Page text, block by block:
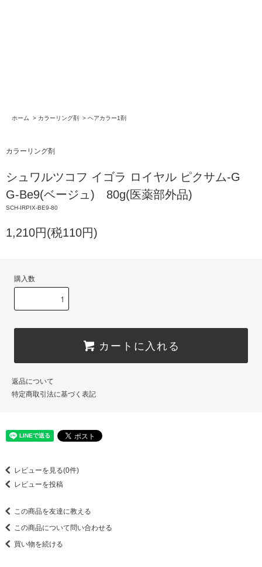
ホーム > カラーリング剤 > ヘアカラー1剤
カラーリング剤
シュワルツコフ イゴラ ロイヤル ピクサム-G
G-Be9(ベージュ) 80g(医薬部外品)
SCH-IRPIX-BE9-80
1,210円(税110円)
購入数
カートに入れる
返品について
特定商取引法に基づく表記
レビューを見る(0件)
レビューを投稿
この商品を友達に教える
この商品について問い合わせる
買い物を続ける